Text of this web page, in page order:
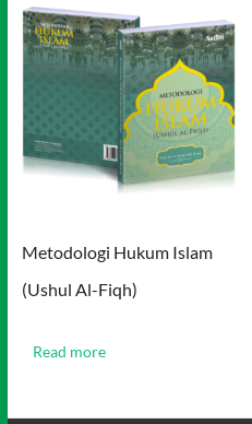
Metodologi Hukum Islam
(Ushul Al-Fiqh)
Read more